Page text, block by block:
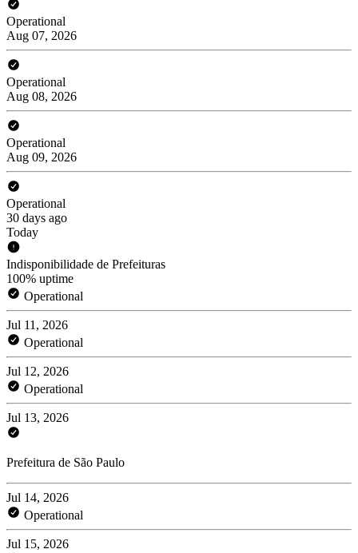
Operational
Aug 07, 2026
Operational
Aug 08, 2026
Operational
Aug 09, 2026
Operational
30 days ago
Today
Indisponibilidade de Prefeituras
100% uptime
Operational
Jul 11, 2026
Operational
Jul 12, 2026
Operational
Jul 13, 2026
Prefeitura de São Paulo
Jul 14, 2026
Operational
Jul 15, 2026